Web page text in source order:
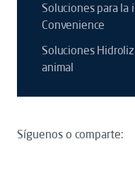
Soluciones para la
Convenience
Soluciones
animal
Síguenos o comparte: